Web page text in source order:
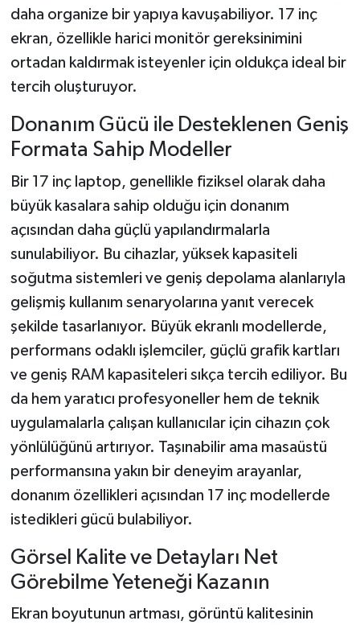
daha organize bir yapıya kavuşabiliyor. 17 inç
ekran, özellikle harici monitör gereksinimini
ortadan kaldırmak isteyenler için oldukça ideal bir
tercih oluşturuyor.
Donanım Gücü ile Desteklenen Geniş
Formata Sahip Modeller
Bir 17 inç laptop, genellikle fiziksel olarak daha
büyük kasalara sahip olduğu için donanım
açısından daha güçlü yapılandırmalarla
sunulabiliyor. Bu cihazlar, yüksek kapasiteli
soğutma sistemleri ve geniş depolama alanlarıyla
gelişmiş kullanım senaryolarına yanıt verecek
şekilde tasarlanıyor. Büyük ekranlı modellerde,
performans odaklı işlemciler, güçlü grafik kartları
ve geniş RAM kapasiteleri sıkça tercih ediliyor. Bu
da hem yaratıcı profesyoneller hem de teknik
uygulamalarla çalışan kullanıcılar için cihazın çok
yönlülüğünü artırıyor. Taşınabilir ama masaüstü
performansına yakın bir deneyim arayanlar,
donanım özellikleri açısından 17 inç modellerde
istedikleri gücü bulabiliyor.
Görsel Kalite ve Detayları Net
Görebilme Yeteneği Kazanın
Ekran boyutunun artması, görüntü kalitesinin